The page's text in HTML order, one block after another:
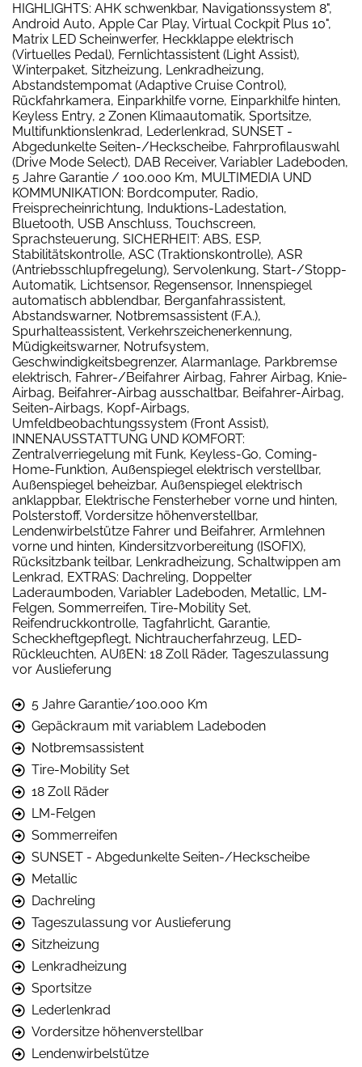
HIGHLIGHTS: AHK schwenkbar, Navigationssystem 8",
Android Auto, Apple Car Play, Virtual Cockpit Plus 10",
Matrix LED Scheinwerfer, Heckklappe elektrisch
(Virtuelles Pedal), Fernlichtassistent (Light Assist),
Winterpaket, Sitzheizung, Lenkradheizung,
Abstandstempomat (Adaptive Cruise Control),
Rückfahrkamera, Einparkhilfe vorne, Einparkhilfe hinten,
Keyless Entry, 2 Zonen Klimaautomatik, Sportsitze,
Multifunktionslenkrad, Lederlenkrad, SUNSET -
Abgedunkelte Seiten-/Heckscheibe, Fahrprofilauswahl
(Drive Mode Select), DAB Receiver, Variabler Ladeboden,
5 Jahre Garantie / 100.000 Km, MULTIMEDIA UND
KOMMUNIKATION: Bordcomputer, Radio,
Freisprecheinrichtung, Induktions-Ladestation,
Bluetooth, USB Anschluss, Touchscreen,
Sprachsteuerung, SICHERHEIT: ABS, ESP,
Stabilitätskontrolle, ASC (Traktionskontrolle), ASR
(Antriebsschlupfregelung), Servolenkung, Start-/Stopp-
Automatik, Lichtsensor, Regensensor, Innenspiegel
automatisch abblendbar, Berganfahrassistent,
Abstandswarner, Notbremsassistent (F.A.),
Spurhalteassistent, Verkehrszeichenerkennung,
Müdigkeitswarner, Notrufsystem,
Geschwindigkeitsbegrenzer, Alarmanlage, Parkbremse
elektrisch, Fahrer-/Beifahrer Airbag, Fahrer Airbag, Knie-
Airbag, Beifahrer-Airbag ausschaltbar, Beifahrer-Airbag,
Seiten-Airbags, Kopf-Airbags,
Umfeldbeobachtungssystem (Front Assist),
INNENAUSSTATTUNG UND KOMFORT:
Zentralverriegelung mit Funk, Keyless-Go, Coming-
Home-Funktion, Außenspiegel elektrisch verstellbar,
Außenspiegel beheizbar, Außenspiegel elektrisch
anklappbar, Elektrische Fensterheber vorne und hinten,
Polsterstoff, Vordersitze höhenverstellbar,
Lendenwirbelstütze Fahrer und Beifahrer, Armlehnen
vorne und hinten, Kindersitzvorbereitung (ISOFIX),
Rücksitzbank teilbar, Lenkradheizung, Schaltwippen am
Lenkrad, EXTRAS: Dachreling, Doppelter
Laderaumboden, Variabler Ladeboden, Metallic, LM-
Felgen, Sommerreifen, Tire-Mobility Set,
Reifendruckkontrolle, Tagfahrlicht, Garantie,
Scheckheftgepflegt, Nichtraucherfahrzeug, LED-
Rückleuchten, AUßEN: 18 Zoll Räder, Tageszulassung
vor Auslieferung
5 Jahre Garantie/100.000 Km
Gepäckraum mit variablem Ladeboden
Notbremsassistent
Tire-Mobility Set
18 Zoll Räder
LM-Felgen
Sommerreifen
SUNSET - Abgedunkelte Seiten-/Heckscheibe
Metallic
Dachreling
Tageszulassung vor Auslieferung
Sitzheizung
Lenkradheizung
Sportsitze
Lederlenkrad
Vordersitze höhenverstellbar
Lendenwirbelstütze